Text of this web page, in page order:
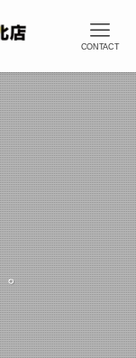
CONTACT
。